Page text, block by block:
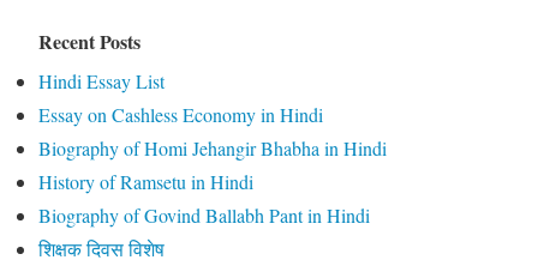
Recent Posts
Hindi Essay List
Essay on Cashless Economy in Hindi
Biography of Homi Jehangir Bhabha in Hindi
History of Ramsetu in Hindi
Biography of Govind Ballabh Pant in Hindi
शिक्षक दिवस विशेष